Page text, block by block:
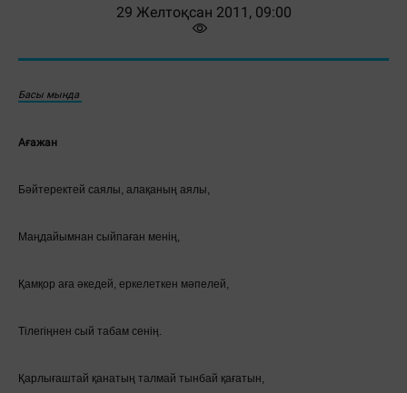
29 Желтоқсан 2011, 09:00
Басы мында
Ағажан
Бәйтеректей саялы, алақаның аялы,
Маңдайымнан сыйпаған менің,
Қамқор аға әкедей, еркелеткен мәпелей,
Тілегіңнен сый табам сенің.
Қарлығаштай қанатың талмай тынбай қағатын,